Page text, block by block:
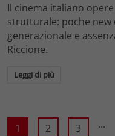
Il cinema italiano
strutturale: poche
generazionale e
Riccione.
Leggi di più
1 2 3 ...